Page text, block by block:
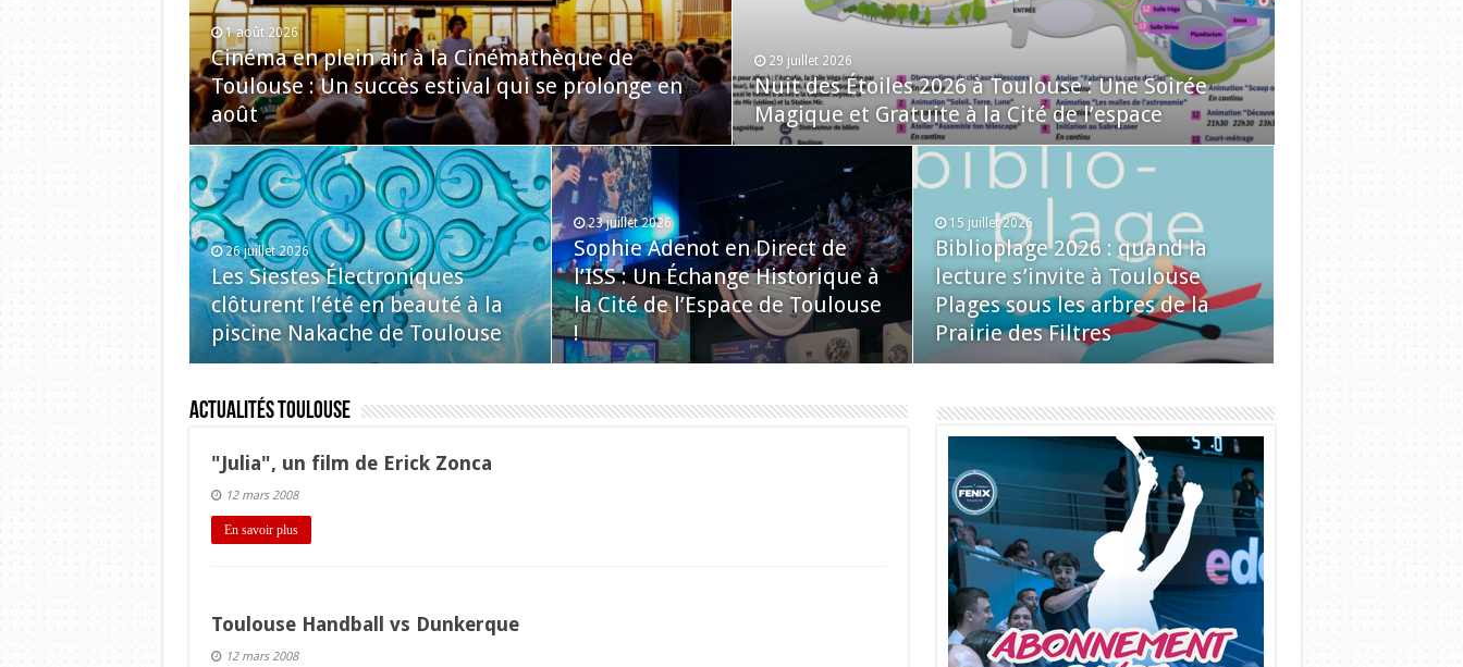
1 août 2026
Cinéma en plein air à la Cinémathèque de
Toulouse : Un succès estival qui se prolonge en
août
29 juillet 2026
Nuit des Étoiles 2026 à Toulouse : Une Soirée
Magique et Gratuite à la Cité de l’espace
26 juillet 2026
Les Siestes Électroniques
clôturent l’été en beauté à la
piscine Nakache de Toulouse
23 juillet 2026
Sophie Adenot en Direct de
l’ISS : Un Échange Historique à
la Cité de l’Espace de Toulouse
!
15 juillet 2026
Biblioplage 2026 : quand la
lecture s’invite à Toulouse
Plages sous les arbres de la
Prairie des Filtres
Actualités Toulouse
"Julia", un film de Erick Zonca
12 mars 2008
En savoir plus
Toulouse Handball vs Dunkerque
12 mars 2008